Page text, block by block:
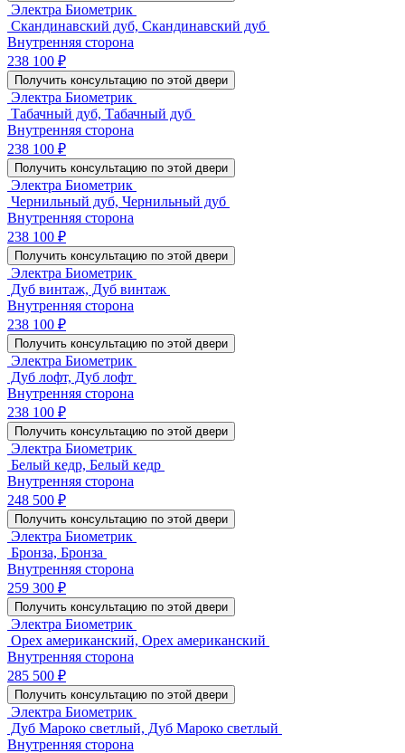
Электра Биометрик
Скандинавский дуб, Скандинавский дуб
Внутренняя сторона
238 100 ₽
Получить консультацию по этой двери
Электра Биометрик
Табачный дуб, Табачный дуб
Внутренняя сторона
238 100 ₽
Получить консультацию по этой двери
Электра Биометрик
Чернильный дуб, Чернильный дуб
Внутренняя сторона
238 100 ₽
Получить консультацию по этой двери
Электра Биометрик
Дуб винтаж, Дуб винтаж
Внутренняя сторона
238 100 ₽
Получить консультацию по этой двери
Электра Биометрик
Дуб лофт, Дуб лофт
Внутренняя сторона
238 100 ₽
Получить консультацию по этой двери
Электра Биометрик
Белый кедр, Белый кедр
Внутренняя сторона
248 500 ₽
Получить консультацию по этой двери
Электра Биометрик
Бронза, Бронза
Внутренняя сторона
259 300 ₽
Получить консультацию по этой двери
Электра Биометрик
Орех американский, Орех американский
Внутренняя сторона
285 500 ₽
Получить консультацию по этой двери
Электра Биометрик
Дуб Мароко светлый, Дуб Мароко светлый
Внутренняя сторона